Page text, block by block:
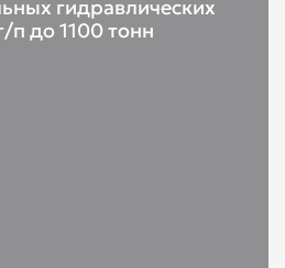
гидравлических
п до 1100 тонн